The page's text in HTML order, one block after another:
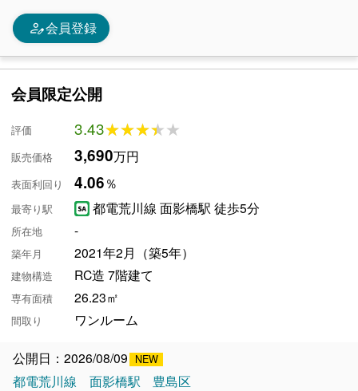
person_edit会員登録
会員限定公開
評価 3.43★★★★★
★★★★★
販売価格 3,690万円
表面利回り 4.06％
最寄り駅 都電荒川線 面影橋駅 徒歩5分
所在地 -
築年月 2021年2月（築5年）
建物構造 RC造 7階建て
専有面積 26.23㎡
間取り ワンルーム
公開日：2026/08/09
都電荒川線
面影橋駅 豊島区